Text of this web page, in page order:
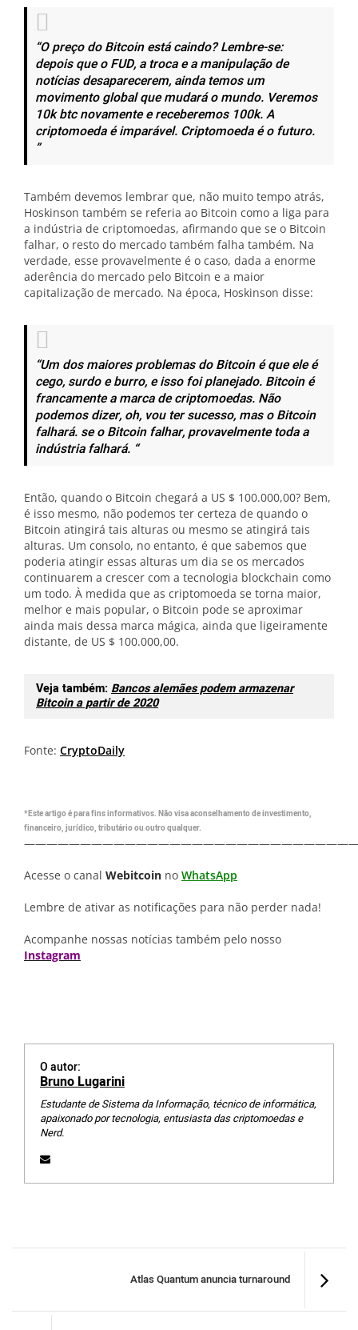
“O preço do Bitcoin está caindo? Lembre-se:
depois que o FUD, a troca e a manipulação de
notícias desaparecerem, ainda temos um
movimento global que mudará o mundo. Veremos
10k btc novamente e receberemos 100k. A
criptomoeda é imparável. Criptomoeda é o futuro.
”
Também devemos lembrar que, não muito tempo atrás,
Hoskinson também se referia ao Bitcoin como a liga para
a indústria de criptomoedas, afirmando que se o Bitcoin
falhar, o resto do mercado também falha também. Na
verdade, esse provavelmente é o caso, dada a enorme
aderência do mercado pelo Bitcoin e a maior
capitalização de mercado. Na época, Hoskinson disse:
“Um dos maiores problemas do Bitcoin é que ele é
cego, surdo e burro, e isso foi planejado. Bitcoin é
francamente a marca de criptomoedas. Não
podemos dizer, oh, vou ter sucesso, mas o Bitcoin
falhará. se o Bitcoin falhar, provavelmente toda a
indústria falhará. “
Então, quando o Bitcoin chegará a US $ 100.000,00? Bem,
é isso mesmo, não podemos ter certeza de quando o
Bitcoin atingirá tais alturas ou mesmo se atingirá tais
alturas. Um consolo, no entanto, é que sabemos que
poderia atingir essas alturas um dia se os mercados
continuarem a crescer com a tecnologia blockchain como
um todo. À medida que as criptomoeda se torna maior,
melhor e mais popular, o Bitcoin pode se aproximar
ainda mais dessa marca mágica, ainda que ligeiramente
distante, de US $ 100.000,00.
Veja também: Bancos alemães podem armazenar
Bitcoin a partir de 2020
Fonte: CryptoDaily
*Este artigo é para fins informativos. Não visa aconselhamento de investimento,
financeiro, jurídico, tributário ou outro qualquer.
Acesse o canal Webitcoin no WhatsApp
Lembre de ativar as notificações para não perder nada!
Acompanhe nossas notícias também pelo nosso
Instagram
O autor:
Bruno Lugarini
Estudante de Sistema da Informação, técnico de informática,
apaixonado por tecnologia, entusiasta das criptomoedas e
Nerd.
Atlas Quantum anuncia turnaround